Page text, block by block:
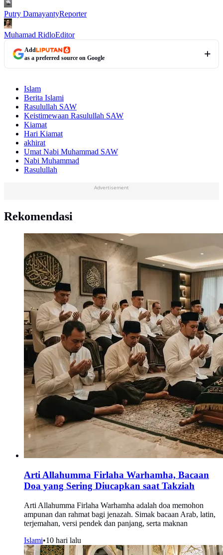
Putry DamayantyReporter
Muhamad RidloEditor
Add
as a preferred source on Google
Islam
Berita Islami
Rasulullah SAW
Keistimewaan Rasulullah SAW
Kiamat
Hari Kiamat
akhirat
Umat Nabi Muhammad SAW
Nabi Muhammad
Rasulullah
Advertisement
Rekomendasi
Arti Allahumma Firlaha Warhamha, Bacaan
Doa yang Sering Diucapkan saat Takziah
Arti Allahumma Firlaha Warhamha adalah doa memohon
ampunan dan rahmat bagi jenazah. Simak bacaan Arab, latin,
terjemahan, versi pendek dan panjang, serta maknan
Islami•10 hari lalu